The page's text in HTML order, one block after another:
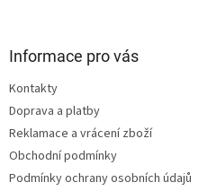
Informace pro vás
Kontakty
Doprava a platby
Reklamace a vrácení zboží
Obchodní podmínky
Podmínky ochrany osobních údajů